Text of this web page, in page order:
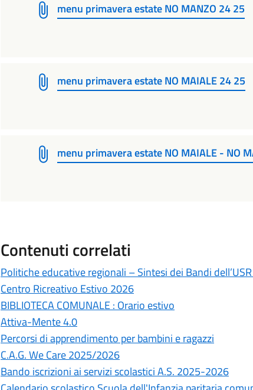
menu primavera estate NO MANZO 24 25
menu primavera estate NO MAIALE 24 25
menu primavera estate NO MAIALE - NO
Contenuti correlati
Politiche educative regionali – Sintesi dei Bandi
Centro Ricreativo Estivo 2026
BIBLIOTECA COMUNALE : Orario estivo
Attiva-Mente 4.0
Percorsi di apprendimento per bambini e ragazzi
C.A.G. We Care 2025/2026
Bando iscrizioni ai servizi scolastici A.S. 2025-2026